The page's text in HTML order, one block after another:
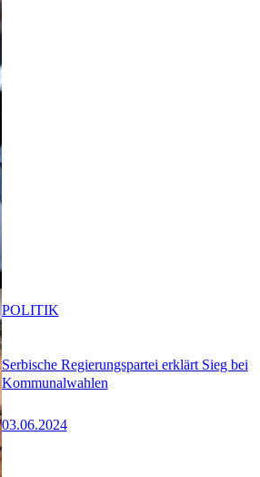
Serbische Regierungspartei erklärt Sieg bei
Kommunalwahlen
03.06.2024
POLITIK